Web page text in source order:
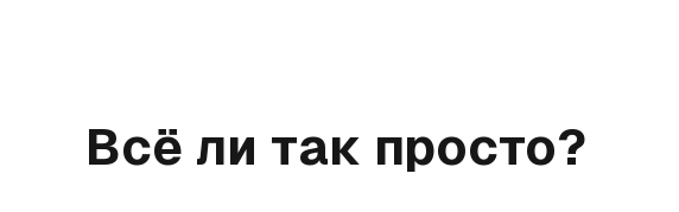
Всё ли так просто?